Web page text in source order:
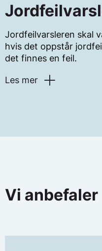
Jordfeilvarsleren skal
hvis det oppstår
det finnes en feil.
Les mer
Dette gjør du
kun av de kursene
Enkelte varslere
Vi anbefaler